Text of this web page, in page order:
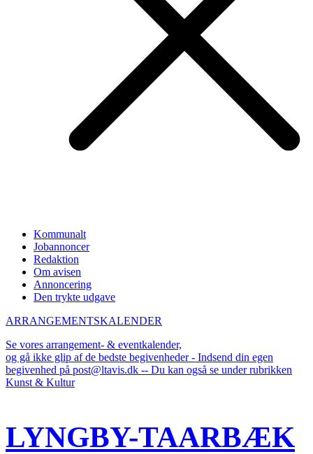
Kommunalt
Jobannoncer
Redaktion
Om avisen
Annoncering
Den trykte udgave
ARRANGEMENTSKALENDER
Se vores arrangement- & eventkalender,
og gå ikke glip af de bedste begivenheder - Indsend din egen
begivenhed på post@ltavis.dk -- Du kan også se under rubrikken
Kunst & Kultur
LYNGBY-TAARBÆK